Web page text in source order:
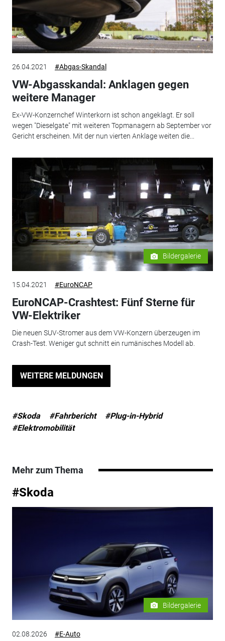
26.04.2021 #Abgas-Skandal
VW-Abgasskandal: Anklagen gegen
weitere Manager
Ex-VW-Konzernchef Winterkorn ist schon angeklagt. Er soll
wegen "Dieselgate" mit weiteren Topmanagern ab September vor
Gericht erscheinen. Mit der nun vierten Anklage weiten die...
Bildergalerie
15.04.2021 #EuroNCAP
EuroNCAP-Crashtest: Fünf Sterne für
VW-Elektriker
Die neuen SUV-Stromer aus dem VW-Konzern überzeugen im
Crash-Test. Weniger gut schnitt ein rumänisches Modell ab.
WEITERE MELDUNGEN
#Skoda #Fahrbericht
#Plug-in-Hybrid
#Elektromobilität
Mehr zum Thema
#Skoda
Bildergalerie
02.08.2026 #E-Auto